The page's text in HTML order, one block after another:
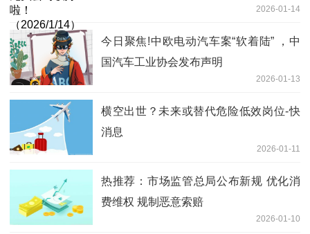
2026-01-14
今日聚焦!中欧电动汽车案“软着陆” ，中
国汽车工业协会发布声明
2026-01-13
横空出世？未来或替代危险低效岗位-快
消息
2026-01-11
热推荐：市场监管总局公布新规 优化消
费维权 规制恶意索赔
2026-01-10